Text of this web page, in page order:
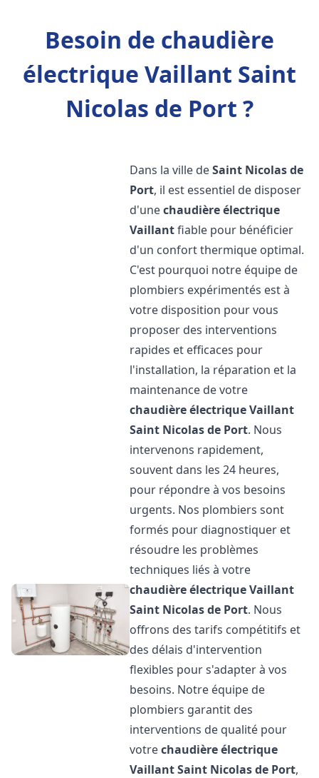
Besoin de chaudière
électrique Vaillant Saint
Nicolas de Port ?
Dans la ville deSaint Nicolas de
Port, il est essentiel de disposer
d'unechaudière électrique
Vaillantfiable pour bénéficier
d'un confort thermique optimal.
C'est pourquoi notre équipe de
plombiers expérimentés est à
votre disposition pour vous
proposer des interventions
rapides et efficaces pour
l'installation, la réparation et la
maintenance de votre
chaudière électrique Vaillant
Saint Nicolas de Port. Nous
intervenons rapidement,
souvent dans les 24 heures,
pour répondre à vos besoins
urgents. Nos plombiers sont
formés pour diagnostiquer et
résoudre les problèmes
techniques liés à votre
chaudière électrique Vaillant
Saint Nicolas de Port. Nous
offrons des tarifs compétitifs et
des délais d'intervention
flexibles pour s'adapter à vos
besoins. Notre équipe de
plombiers garantit des
interventions de qualité pour
votrechaudière électrique
VaillantSaint Nicolas de Port,